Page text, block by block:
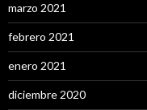
marzo 2021
febrero 2021
enero 2021
diciembre 2020